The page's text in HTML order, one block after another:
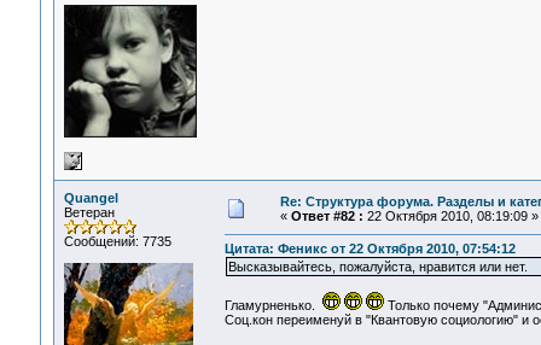
Quangel
Ветеран
Сообщений: 7735
Re: Структура форума. Разделы и
« Ответ #82 : 22 Октября 2010, 08:19:09 »
Цитата: Феникс от 22 Октября 2010, 07:54:12
Высказывайтесь, пожалуйста, нравится или нет.
Гламурненько.
Только почему
Соц.кон переименуй в "Квантовую социологию"